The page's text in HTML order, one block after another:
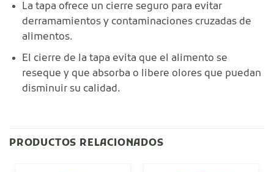
La tapa ofrece un cierre seguro para evitar
derramamientos y contaminaciones cruzadas de
alimentos.
El cierre de la tapa evita que el alimento se
reseque y que absorba o libere olores que puedan
disminuir su calidad.
PRODUCTOS RELACIONADOS